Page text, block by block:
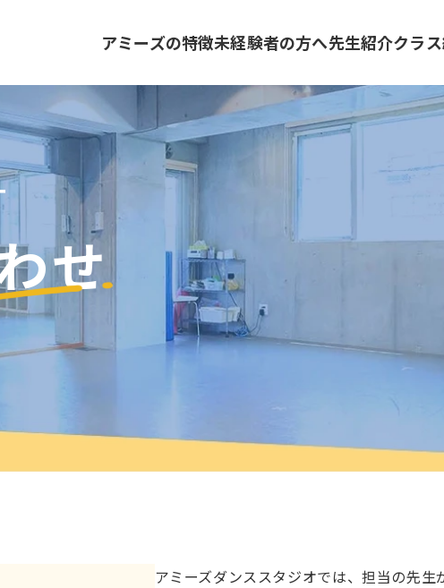
アミーズの特徴未経験者の方へ先生紹介クラ
せ
アミーズダンススタジオでは、担当の先